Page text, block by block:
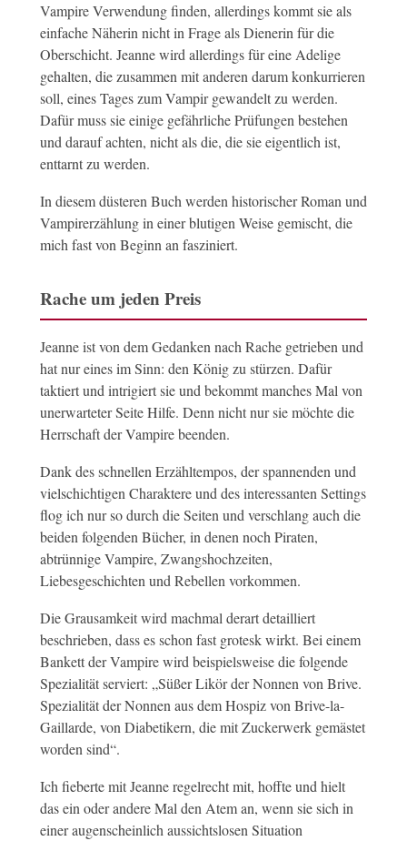
Vampire Verwendung finden, allerdings kommt sie als
einfache Näherin nicht in Frage als Dienerin für die
Oberschicht. Jeanne wird allerdings für eine Adelige
gehalten, die zusammen mit anderen darum konkurrieren
soll, eines Tages zum Vampir gewandelt zu werden.
Dafür muss sie einige gefährliche Prüfungen bestehen
und darauf achten, nicht als die, die sie eigentlich ist,
enttarnt zu werden.
In diesem düsteren Buch werden historischer Roman und
Vampirerzählung in einer blutigen Weise gemischt, die
mich fast von Beginn an fasziniert.
Rache um jeden Preis
Jeanne ist von dem Gedanken nach Rache getrieben und
hat nur eines im Sinn: den König zu stürzen. Dafür
taktiert und intrigiert sie und bekommt manches Mal von
unerwarteter Seite Hilfe. Denn nicht nur sie möchte die
Herrschaft der Vampire beenden.
Dank des schnellen Erzähltempos, der spannenden und
vielschichtigen Charaktere und des interessanten Settings
flog ich nur so durch die Seiten und verschlang auch die
beiden folgenden Bücher, in denen noch Piraten,
abtrünnige Vampire, Zwangshochzeiten,
Liebesgeschichten und Rebellen vorkommen.
Die Grausamkeit wird machmal derart detailliert
beschrieben, dass es schon fast grotesk wirkt. Bei einem
Bankett der Vampire wird beispielsweise die folgende
Spezialität serviert: „Süßer Likör der Nonnen von Brive.
Spezialität der Nonnen aus dem Hospiz von Brive-la-
Gaillarde, von Diabetikern, die mit Zuckerwerk gemästet
worden sind“.
Ich fieberte mit Jeanne regelrecht mit, hoffte und hielt
das ein oder andere Mal den Atem an, wenn sie sich in
einer augenscheinlich aussichtslosen Situation